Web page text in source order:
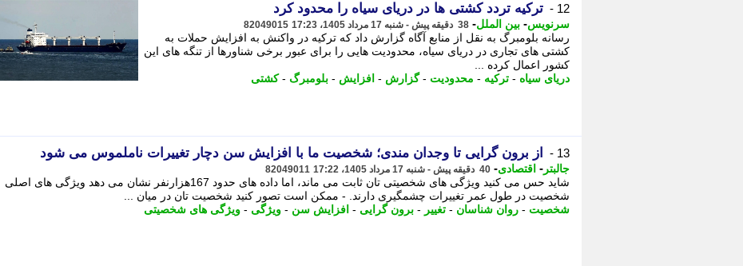
12 - ترکیه تردد کشتی ها در دریای سیاه را محدود کرد
سرنویس- بین الملل- 38 دقیقه پیش - شنبه 17 مرداد 1405، 17:23 82049015
رسانه بلومبرگ به نقل از منابع آگاه گزارش داد که ترکیه در واکنش به افزایش حملات به
کشتی های تجاری در دریای سیاه، محدودیت هایی را برای عبور برخی شناورها از تنگه های این
کشور اعمال کرده ...
دریای سیاه - ترکیه - محدودیت -گزارش - افزایش - بلومبرگ -کشتی
13 - از برون گرایی تا وجدان مندی؛ شخصیت ما با افزایش سن دچار تغییرات ناملموس می شود
جالبتر - اقتصادی- 40 دقیقه پیش - شنبه 17 مرداد 1405، 17:22 82049011
شاید حس می کنید ویژگی های شخصیتی تان ثابت می ماند، اما داده های حدود 167هزارنفر نشان می دهد ویژگی های اصلی
شخصیت در طول عمر تغییرات چشمگیری دارند. - ممکن است تصور کنید شخصیت تان در میان ...
شخصیت - روان شناسان - تغییر - برون گرایی - افزایش سن - ویژگی - ویژگی های شخصیتی